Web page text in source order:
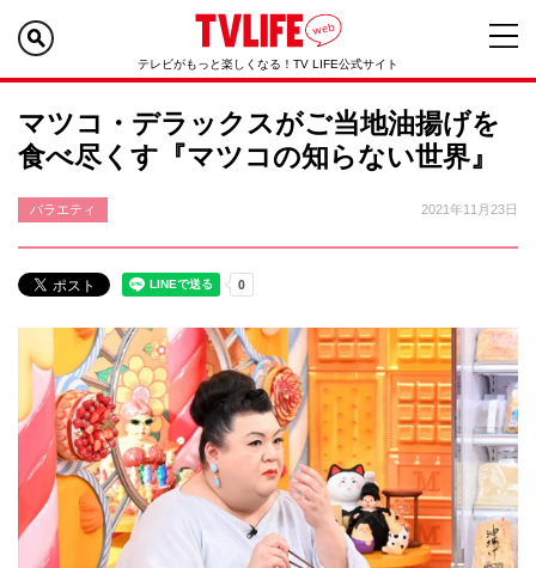
テレビがもっと楽しくなる！TV LIFE公式サイト
マツコ・デラックスがご当地油揚げを
食べ尽くす『マツコの知らない世界』
バラエティ 2021年11月23日